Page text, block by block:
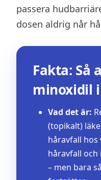
passera
dosen aldrig når
Fakta: Så
minoxidil
Vad det är:
(topikalt)
håravfall hos
håravfall och
– men bara